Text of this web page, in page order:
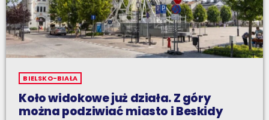
BIELSKO-BIAŁA
Koło widokowe już działa. Z góry
można podziwiać miasto i Beskidy